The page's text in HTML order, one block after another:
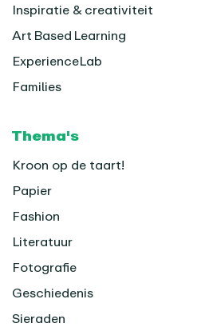
Inspiratie & creativiteit
Art Based Learning
ExperienceLab
Families
Thema's
Kroon op de taart!
Papier
Fashion
Literatuur
Fotografie
Geschiedenis
Sieraden